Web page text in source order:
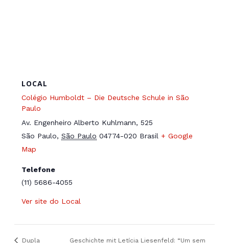
LOCAL
Colégio Humboldt – Die Deutsche Schule in São
Paulo
Av. Engenheiro Alberto Kuhlmann, 525
São Paulo, São Paulo 04774-020 Brasil + Google
Map
Telefone
(11) 5686-4055
Ver site do Local
Dupla
Geschichte mit Letícia Liesenfeld: “Um sem